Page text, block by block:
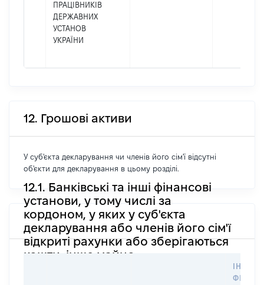
ПРАЦІВНИКІВ
ДЕРЖАВНИХ
УСТАНОВ
УКРАЇНИ
12. Грошові активи
У суб'єкта декларування чи членів його сім'ї відсутні
об'єкти для декларування в цьому розділі.
12.1. Банківські та інші фінансові
установи, у тому числі за
кордоном, у яких у суб'єкта
декларування або членів його сім'ї
відкриті рахунки або зберігаються
кошти, інше майно